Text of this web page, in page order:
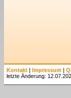
Kontakt | Impressum |
letzte Änderung: